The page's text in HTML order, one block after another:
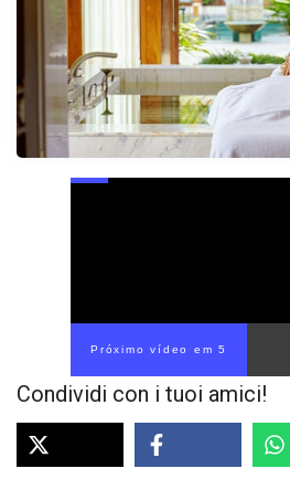
Próximo vídeo em 4
Condividi con i tuoi amici!